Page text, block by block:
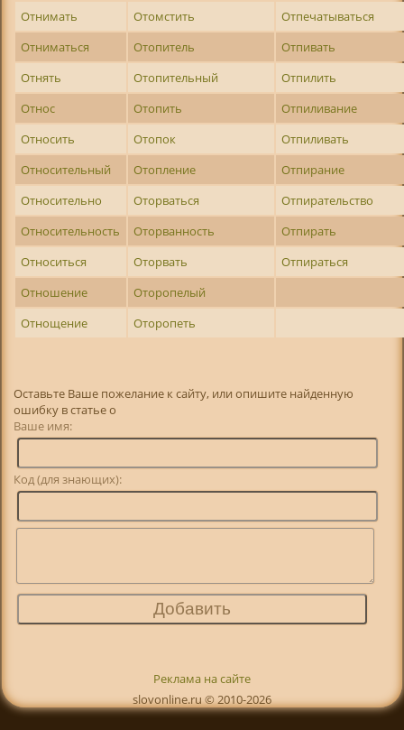
Отнимать
Отомстить
Отпечатываться
Отниматься
Отопитель
Отпивать
Отнять
Отопительный
Отпилить
Относ
Отопить
Отпиливание
Относить
Отопок
Отпиливать
Относительный
Отопление
Отпирание
Относительно
Оторваться
Отпирательство
Относительность
Оторванность
Отпирать
Относиться
Оторвать
Отпираться
Отношение
Оторопелый
Отнощение
Оторопеть
Оставьте Ваше пожелание к сайту, или опишите найденную
ошибку в статье о
Ваше имя:
Код (для знающих):
Реклама на сайте
slovonline.ru © 2010-2026